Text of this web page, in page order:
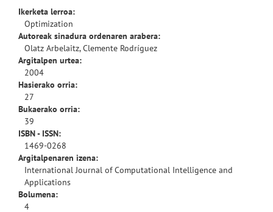
Ikerketa lerroa:
Optimization
Autoreak sinadura ordenaren arabera:
Olatz Arbelaitz, Clemente Rodríguez
Argitalpen urtea:
2004
Hasierako orria:
27
Bukaerako orria:
39
ISBN - ISSN:
1469-0268
Argitalpenaren izena:
International Journal of Computational Intelligence and
Applications
Bolumena:
4